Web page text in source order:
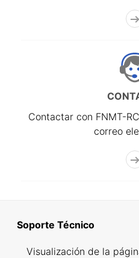
Contactar con FNMT-
correo
Soporte Técnico
Visualización de la